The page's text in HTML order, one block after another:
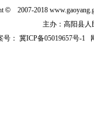
©2007-2018
主办：高阳县人
号： 冀ICP备05019657号-1网